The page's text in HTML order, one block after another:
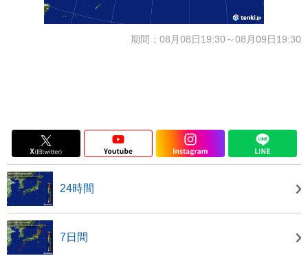
期間：08月08日19:30～08月09日19:30
24時間
7日間